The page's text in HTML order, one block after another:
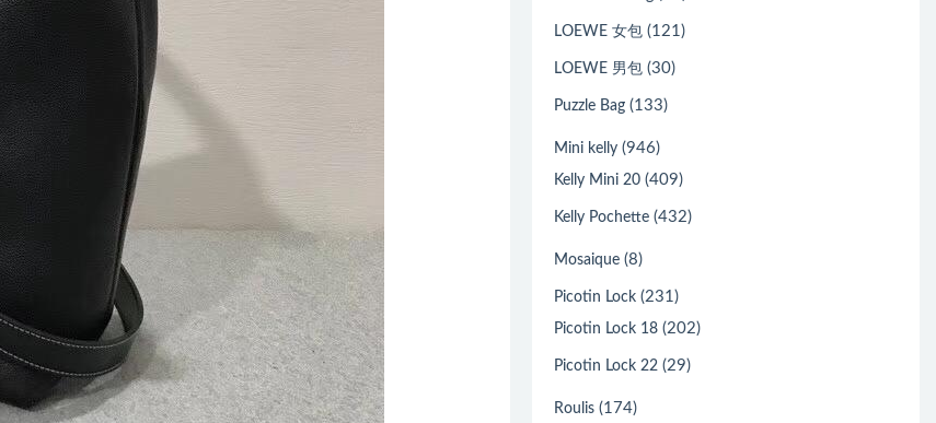
LOEWE 女包 (121)
LOEWE 男包 (30)
Puzzle Bag (133)
Mini kelly (946)
Kelly Mini 20 (409)
Kelly Pochette (432)
Mosaique (8)
Picotin Lock (231)
Picotin Lock 18 (202)
Picotin Lock 22 (29)
Roulis (174)